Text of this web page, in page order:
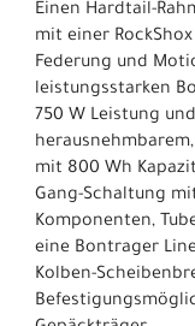
Einen Hardtail-
mit einer
Federung und
leistungsstarken
750 W Leistung
mit 800 Wh
Gang-Schaltung
Komponenten,
eine Bontrager
Kolben-